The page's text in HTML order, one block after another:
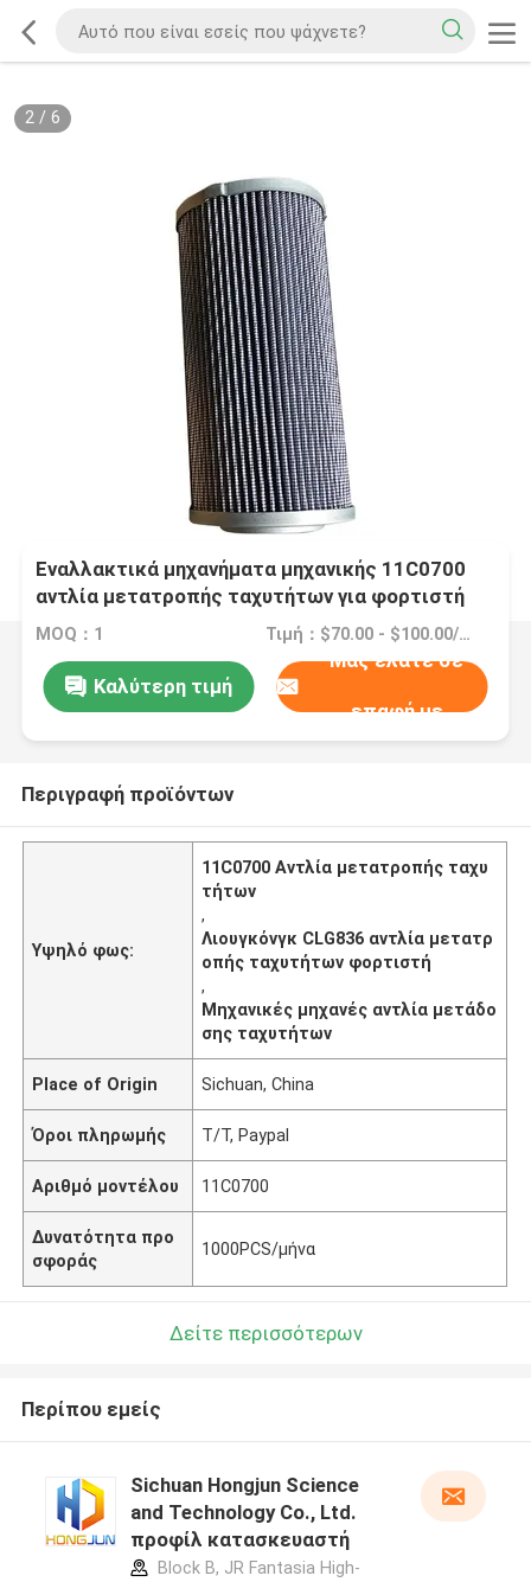
2/ 6
Εναλλακτικά μηχανήματα μηχανικής 11C0700
αντλία μετατροπής ταχυτήτων για φορτιστή
Liugong CLG836
MOQ：1 Τιμή：$70.00 - $100.00/pieces
Καλύτερη τιμή
Μας ελάτε σε
επαφή με
Περιγραφή προϊόντων
Υψηλό φως:
11C0700 Αντλία μετατροπής ταχυ
τήτων
,
Λιουγκόνγκ CLG836 αντλία μετατρ
οπής ταχυτήτων φορτιστή
,
Μηχανικές μηχανές αντλία μετάδο
σης ταχυτήτων
Place of Origin Sichuan, China
Όροι πληρωμής Τ/Τ, Paypal
Αριθμό μοντέλου 11C0700
Δυνατότητα προ
σφοράς
1000PCS/μήνα
Δείτε περισσότερων
Περίπου εμείς
Sichuan Hongjun Science
and Technology Co., Ltd.
προφίλ κατασκευαστή
Block B, JR Fantasia High-